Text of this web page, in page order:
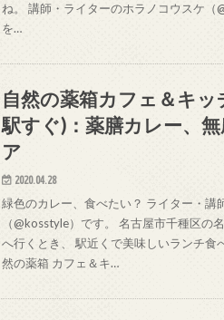
ね。 講師・ライターのホラノコウスケ（
を…
自然の薬箱カフェ＆キッ
駅すぐ)：薬膳カレー、
ア
2020.04.28
緑色のカレー、食べたい？ ライター・講
（@kosstyle）です。 名古屋市千種区の
へ行くとき、 駅近くで美味しいランチ食
然の薬箱 カフェ＆キ…